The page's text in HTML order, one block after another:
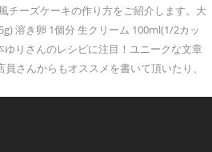
チーズケーキの作り方をご紹介します。大
溶き卵 1個分 生クリーム 100ml(1/2カッ
りさんのレシピに注目！ユニークな文章
さんからもオススメを書いて頂いたり、